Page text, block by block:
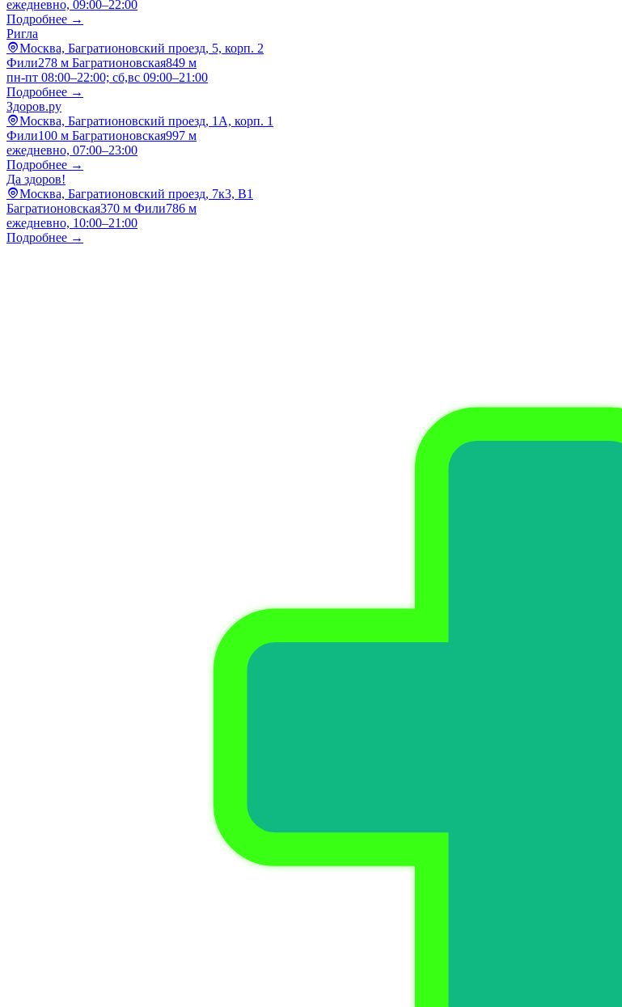
ежедневно, 09:00–22:00
Подробнее →
Ригла
Москва, Багратионовский проезд, 5, корп. 2
Фили278 м Багратионовская849 м
пн-пт 08:00–22:00; сб,вс 09:00–21:00
Подробнее →
Здоров.ру
Москва, Багратионовский проезд, 1А, корп. 1
Фили100 м Багратионовская997 м
ежедневно, 07:00–23:00
Подробнее →
Да здоров!
Москва, Багратионовский проезд, 7к3, B1
Багратионовская370 м Фили786 м
ежедневно, 10:00–21:00
Подробнее →